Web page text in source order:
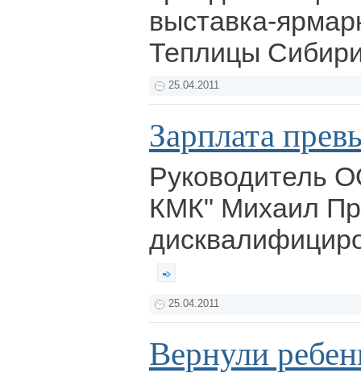
выставка-
Теплицы
25.04.2011
Зарплата
Руководитель
КМК" Михаил
25.04.2011
Вернули